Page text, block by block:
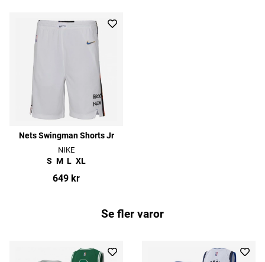
Nets Swingman Shorts Jr
NIKE
S M L XL
649 kr
Se fler varor